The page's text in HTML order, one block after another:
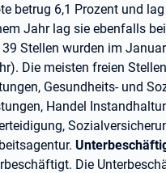
betrug 6,1 Prozent und
Jahr lag sie ebenfalls
Stellen wurden im
Die meisten freien
Gesundheits- und
Handel
Die